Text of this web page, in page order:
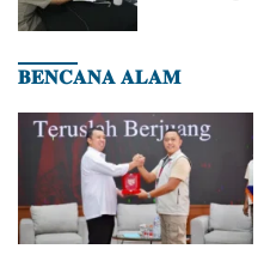
𝐁𝐄𝐍𝐂𝐀𝐍𝐀 𝐀𝐋𝐀𝐌